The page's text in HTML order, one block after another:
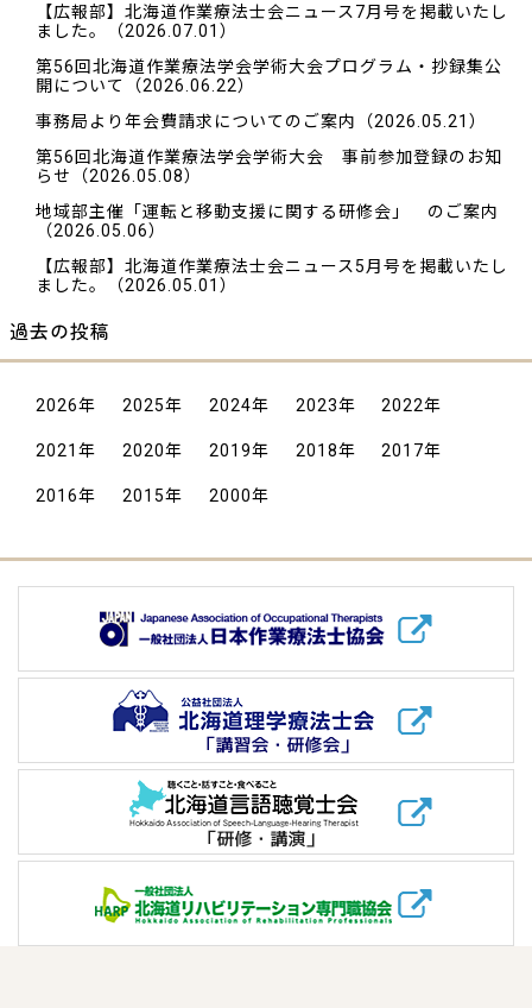
【広報部】北海道作業療法士会ニュース7月号を掲載いたし
ました。
（2026.07.01）
第56回北海道作業療法学会学術大会プログラム・抄録集公
開について
（2026.06.22）
事務局より年会費請求についてのご案内
（2026.05.21）
第56回北海道作業療法学会学術大会 事前参加登録のお知
らせ
（2026.05.08）
地域部主催「運転と移動支援に関する研修会」 のご案内
（2026.05.06）
【広報部】北海道作業療法士会ニュース5月号を掲載いたし
ました。
（2026.05.01）
過去の投稿
2026年 2025年 2024年 2023年 2022年
2021年 2020年 2019年 2018年 2017年
2016年 2015年 2000年